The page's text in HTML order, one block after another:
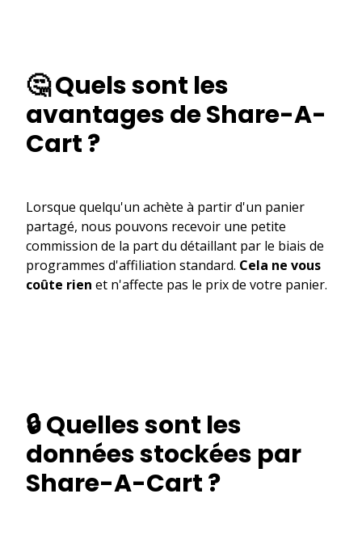
🤔 Quels sont les
avantages de Share-A-
Cart ?
Lorsque quelqu'un achète à partir d'un panier
partagé, nous pouvons recevoir une petite
commission de la part du détaillant par le biais de
programmes d'affiliation standard. Cela ne vous
coûte rien et n'affecte pas le prix de votre panier.
🔒 Quelles sont les
données stockées par
Share-A-Cart ?